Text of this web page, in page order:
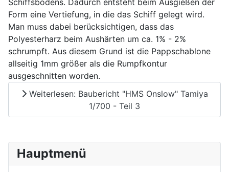
Hauptmenü
Schiffsbodens. Dadurch entsteht beim Ausgießen der
Form eine Vertiefung, in die das Schiff gelegt wird.
Man muss dabei berücksichtigen, dass das
Polyesterharz beim Aushärten um ca. 1% - 2%
schrumpft. Aus diesem Grund ist die Pappschablone
allseitig 1mm größer als die Rumpfkontur
ausgeschnitten worden.
Weiterlesen: Baubericht "HMS Onslow" Tamiya
1/700 - Teil 3